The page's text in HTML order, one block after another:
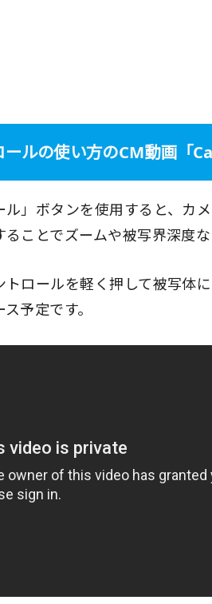
ールの使い方のCM動画「
ル」ボタンを使用すると、カ
ことでズームや被写界深度な
トロールを軽く押して被写体
予定です。